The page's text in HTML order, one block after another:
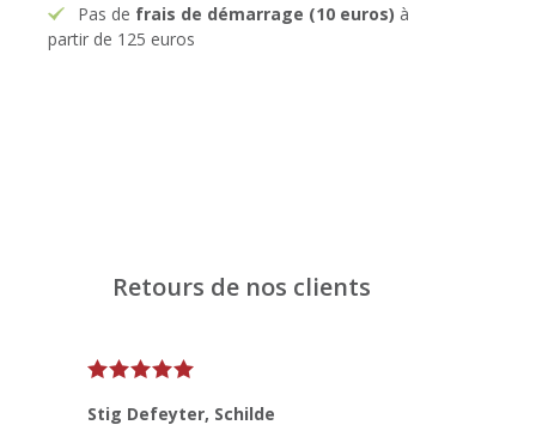
Pas de frais de démarrage (10 euros) à
partir de 125 euros
Retours de nos clients
Stig Defeyter, Schilde